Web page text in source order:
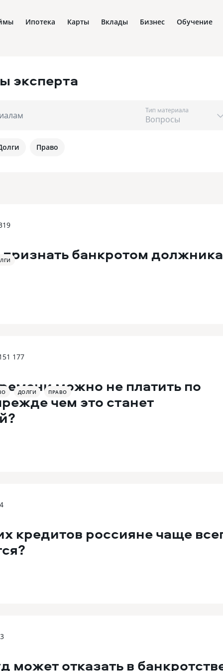
Ипотека Карты Вклады Бизнес Обучение
эксперта
Тип материала
Право
банкротом должника
177
ДОЛГИ ПРАВО
можно не платить по
чем это станет
кредитов россияне чаще
может отказать в